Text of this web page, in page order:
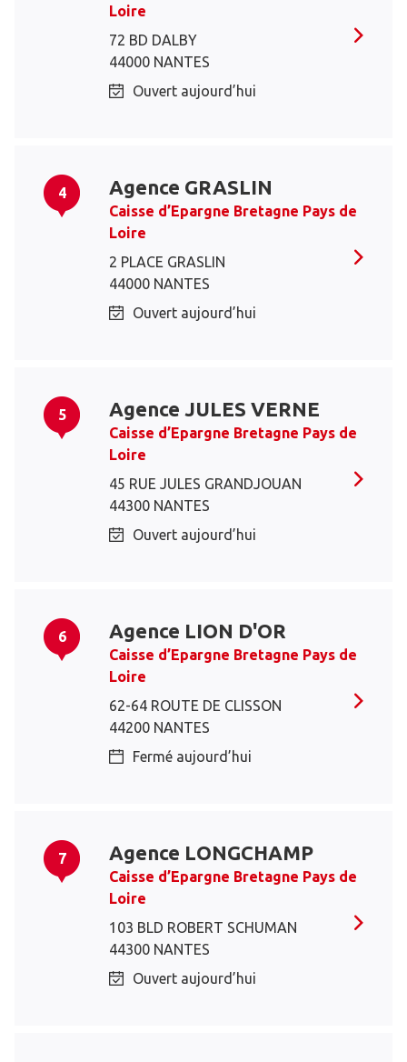
Loire
72 BD DALBY
44000 NANTES
Ouvert aujourd’hui
4 Agence GRASLIN
Caisse d’Epargne Bretagne Pays de
Loire
2 PLACE GRASLIN
44000 NANTES
Ouvert aujourd’hui
5 Agence JULES VERNE
Caisse d’Epargne Bretagne Pays de
Loire
45 RUE JULES GRANDJOUAN
44300 NANTES
Ouvert aujourd’hui
6 Agence LION D'OR
Caisse d’Epargne Bretagne Pays de
Loire
62-64 ROUTE DE CLISSON
44200 NANTES
Fermé aujourd’hui
7 Agence LONGCHAMP
Caisse d’Epargne Bretagne Pays de
Loire
103 BLD ROBERT SCHUMAN
44300 NANTES
Ouvert aujourd’hui